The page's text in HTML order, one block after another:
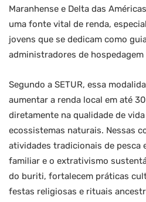
Maranhense e Delta das
uma fonte vital de renda,
jovens que se dedicam como
administradores de hospedagem
Segundo a SETUR, essa
aumentar a renda local em até
diretamente na qualidade de
ecossistemas naturais. Nessas
atividades tradicionais de pesca
familiar e o extrativismo
do buriti, fortalecem práticas
festas religiosas e rituais